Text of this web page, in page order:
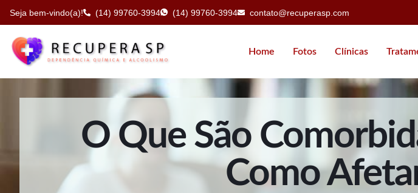
Seja bem-vindo(a)! (14) 99760-3994 (14) 99760-3994 contato@recuperasp.com
Home Fotos Clínicas
O Que São
Como